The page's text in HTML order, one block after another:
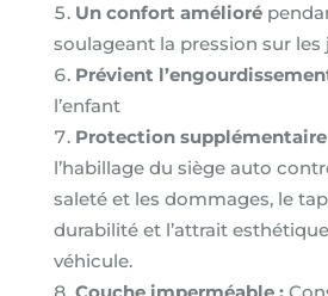
Un confort amélioré
soulageant la pression sur les
Prévient
l’enfant
Protection supplémentaire
l’habillage du siège auto
saleté et les dommages, le
durabilité et l’attrait
véhicule.